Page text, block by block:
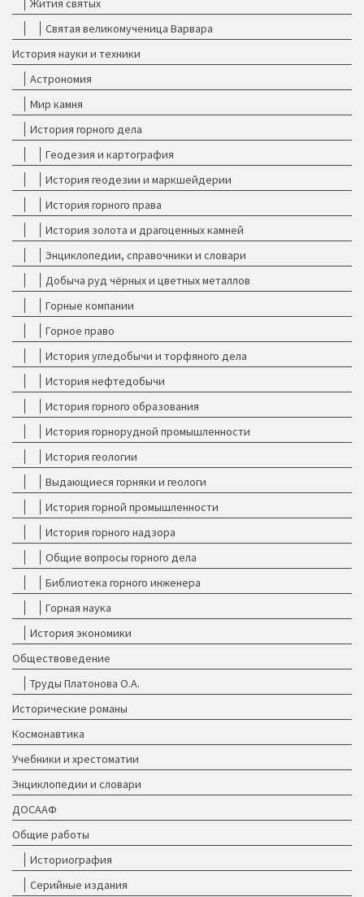
Жития святых
Святая великомученица Варвара
История науки и техники
Астрономия
Мир камня
История горного дела
Геодезия и картография
История геодезии и маркшейдерии
История горного права
История золота и драгоценных камней
Энциклопедии, справочники и словари
Добыча руд чёрных и цветных металлов
Горные компании
Горное право
История угледобычи и торфяного дела
История нефтедобычи
История горного образования
История горнорудной промышленности
История геологии
Выдающиеся горняки и геологи
История горной промышленности
История горного надзора
Общие вопросы горного дела
Библиотека горного инженера
Горная наука
История экономики
Обществоведение
Труды Платонова О.А.
Исторические романы
Космонавтика
Учебники и хрестоматии
Энциклопедии и словари
ДОСААФ
Общие работы
Историография
Серийные издания